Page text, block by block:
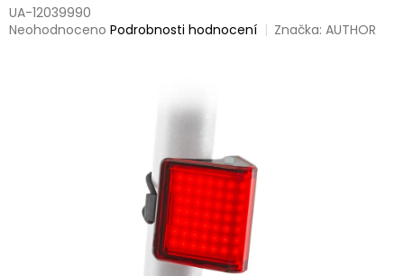
UA-12039990
Průměrné
Neohodnoceno Podrobnosti hodnocení Značka:AUTHOR